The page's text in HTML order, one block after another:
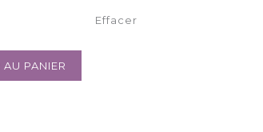
Effacer
PANIER